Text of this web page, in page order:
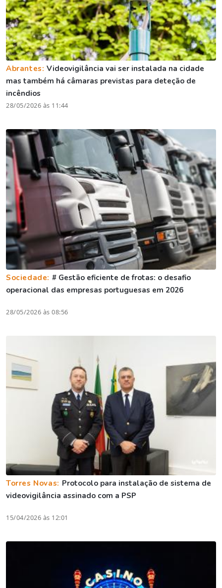
Abrantes:Videovigilância vai ser instalada na cidade
mas também há câmaras previstas para deteção de
incêndios
28/05/2026 às 11:44
Sociedade: # Gestão eficiente de frotas: o desafio
operacional das empresas portuguesas em 2026
28/05/2026 às 08:56
Torres Novas: Protocolo para instalação de sistema de
videovigilância assinado com a PSP
15/04/2026 às 12:01